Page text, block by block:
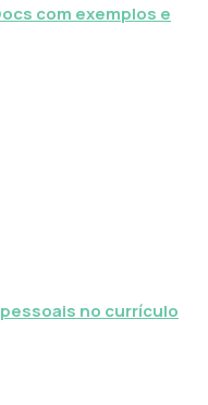
com exemplos e
no currículo